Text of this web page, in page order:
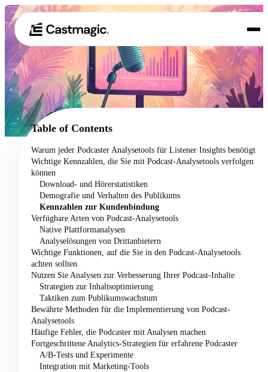
01 Produkt
02 Anwendungsfälle
Preisgestaltung
Über uns
Table of Contents
Warum jeder Podcaster Analysetools für Listener Insights benötigt
Wichtige Kennzahlen, die Sie mit Podcast-Analysetools verfolgen
können
Download- und Hörerstatistiken
Demografie und Verhalten des Publikums
Kennzahlen zur Kundenbindung
Verfügbare Arten von Podcast-Analysetools
Native Plattformanalysen
Analyselösungen von Drittanbietern
Wichtige Funktionen, auf die Sie in den Podcast-Analysetools
achten sollten
Nutzen Sie Analysen zur Verbesserung Ihrer Podcast-Inhalte
Strategien zur Inhaltsoptimierung
Taktiken zum Publikumswachstum
Bewährte Methoden für die Implementierung von Podcast-
Analysetools
Häufige Fehler, die Podcaster mit Analysen machen
Fortgeschrittene Analytics-Strategien für erfahrene Podcaster
A/B-Tests und Experimente
Integration mit Marketing-Tools